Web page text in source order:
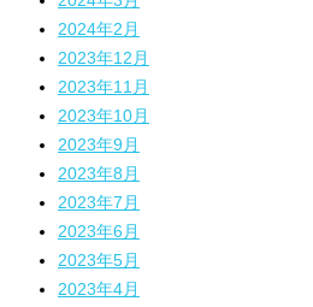
2024年2月
2023年12月
2023年11月
2023年10月
2023年9月
2023年8月
2023年7月
2023年6月
2023年5月
2023年4月